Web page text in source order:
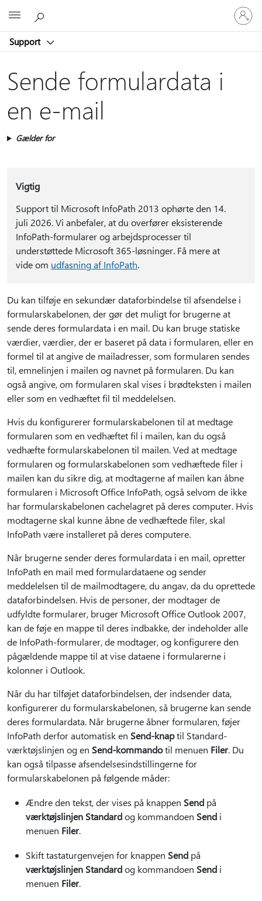
Support
Log
på
din
Sende formulardata i
en e-mail
Gælder for
Vigtig
Support til Microsoft InfoPath 2013 ophørte den 14.
juli 2026. Vi anbefaler, at du overfører eksisterende
InfoPath-formularer og arbejdsprocesser til
understøttede Microsoft 365-løsninger. Få mere at
vide om udfasning af InfoPath.
Du kan tilføje en sekundær dataforbindelse til afsendelse i
formularskabelonen, der gør det muligt for brugerne at
sende deres formulardata i en mail. Du kan bruge statiske
værdier, værdier, der er baseret på data i formularen, eller en
formel til at angive de mailadresser, som formularen sendes
til, emnelinjen i mailen og navnet på formularen. Du kan
også angive, om formularen skal vises i brødteksten i mailen
eller som en vedhæftet fil til meddelelsen.
Hvis du konfigurerer formularskabelonen til at medtage
formularen som en vedhæftet fil i mailen, kan du også
vedhæfte formularskabelonen til mailen. Ved at medtage
formularen og formularskabelonen som vedhæftede filer i
mailen kan du sikre dig, at modtagerne af mailen kan åbne
formularen i Microsoft Office InfoPath, også selvom de ikke
har formularskabelonen cachelagret på deres computer. Hvis
modtagerne skal kunne åbne de vedhæftede filer, skal
InfoPath være installeret på deres computere.
Når brugerne sender deres formulardata i en mail, opretter
InfoPath en mail med formulardataene og sender
meddelelsen til de mailmodtagere, du angav, da du oprettede
dataforbindelsen. Hvis de personer, der modtager de
udfyldte formularer, bruger Microsoft Office Outlook 2007,
kan de føje en mappe til deres indbakke, der indeholder alle
de InfoPath-formularer, de modtager, og konfigurere den
pågældende mappe til at vise dataene i formularerne i
kolonner i Outlook.
Når du har tilføjet dataforbindelsen, der indsender data,
konfigurerer du formularskabelonen, så brugerne kan sende
deres formulardata. Når brugerne åbner formularen, føjer
InfoPath derfor automatisk en Send-knaptil Standard-
værktøjslinjen ogen Send-kommandotil menuen Filer. Du
kan også tilpasse afsendelsesindstillingerne for
formularskabelonen på følgende måder:
Ændre den tekst, der vises på knappen Send på
værktøjslinjen Standardog kommandoen Send i
menuen Filer.
Skift tastaturgenvejen for knappen Send på
værktøjslinjen Standardog kommandoen Send i
menuen Filer.